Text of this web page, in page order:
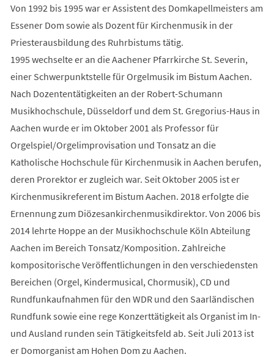
Von 1992 bis 1995 war er Assistent des Domkapellmeisters am
Essener Dom sowie als Dozent für Kirchenmusik in der
Priesterausbildung des Ruhrbistums tätig.
1995 wechselte er an die Aachener Pfarrkirche St. Severin,
einer Schwerpunktstelle für Orgelmusik im Bistum Aachen.
Nach Dozententätigkeiten an der Robert-Schumann
Musikhochschule, Düsseldorf und dem St. Gregorius-Haus in
Aachen wurde er im Oktober 2001 als Professor für
Orgelspiel/Orgelimprovisation und Tonsatz an die
Katholische Hochschule für Kirchenmusik in Aachen berufen,
deren Prorektor er zugleich war. Seit Oktober 2005 ist er
Kirchenmusikreferent im Bistum Aachen. 2018 erfolgte die
Ernennung zum Diözesankirchenmusikdirektor. Von 2006 bis
2014 lehrte Hoppe an der Musikhochschule Köln Abteilung
Aachen im Bereich Tonsatz/Komposition. Zahlreiche
kompositorische Veröffentlichungen in den verschiedensten
Bereichen (Orgel, Kindermusical, Chormusik), CD und
Rundfunkaufnahmen für den WDR und den Saarländischen
Rundfunk sowie eine rege Konzerttätigkeit als Organist im In-
und Ausland runden sein Tätigkeitsfeld ab. Seit Juli 2013 ist
er Domorganist am Hohen Dom zu Aachen.